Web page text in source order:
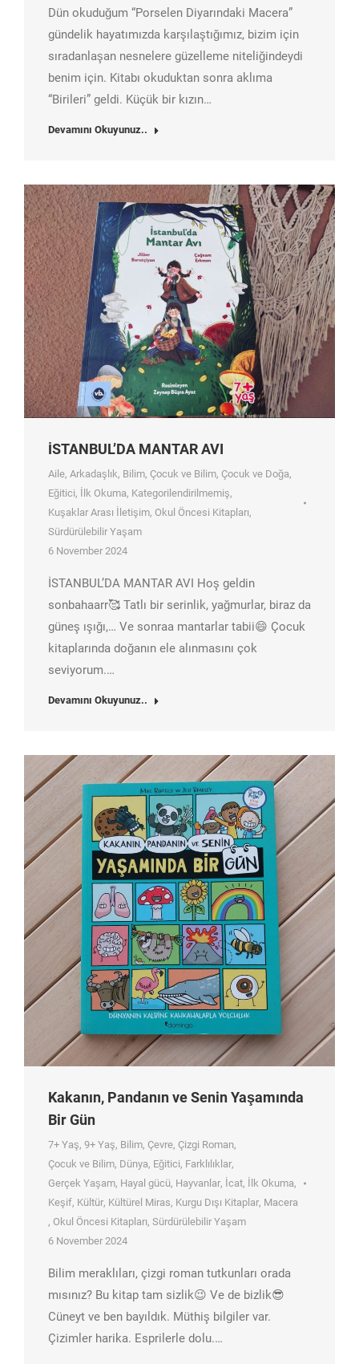
Dün okuduğum “Porselen Diyarındaki Macera”
gündelik hayatımızda karşılaştığımız, bizim için
sıradanlaşan nesnelere güzelleme niteliğindeydi
benim için. Kitabı okuduktan sonra aklıma
“Birileri” geldi. Küçük bir kızın…
Devamını Okuyunuz..
İSTANBUL’DA MANTAR AVI
Aile, Arkadaşlık, Bilim, Çocuk ve Bilim, Çocuk ve Doğa,
Eğitici, İlk Okuma, Kategorilendirilmemiş,
Kuşaklar Arası İletişim, Okul Öncesi Kitapları,
Sürdürülebilir Yaşam
6 November 2024
İSTANBUL’DA MANTAR AVI Hoş geldin
sonbahaarr🥰 Tatlı bir serinlik, yağmurlar, biraz da
güneş ışığı,… Ve sonraa mantarlar tabii😄 Çocuk
kitaplarında doğanın ele alınmasını çok
seviyorum.…
Devamını Okuyunuz..
Kakanın, Pandanın ve Senin Yaşamında
Bir Gün
7+ Yaş, 9+ Yaş, Bilim, Çevre, Çizgi Roman,
Çocuk ve Bilim, Dünya, Eğitici, Farklılıklar,
Gerçek Yaşam, Hayal gücü, Hayvanlar, İcat, İlk Okuma,
Keşif, Kültür, Kültürel Miras, Kurgu Dışı Kitaplar, Macera
, Okul Öncesi Kitapları, Sürdürülebilir Yaşam
6 November 2024
Bilim meraklıları, çizgi roman tutkunları orada
mısınız? Bu kitap tam sizlik😉 Ve de bizlik😎
Cüneyt ve ben bayıldık. Müthiş bilgiler var.
Çizimler harika. Esprilerle dolu.…